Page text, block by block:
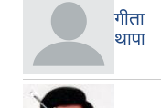
गीता
थापा